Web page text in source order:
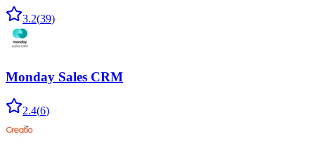
3.2(39)
Monday Sales CRM
2.4(6)